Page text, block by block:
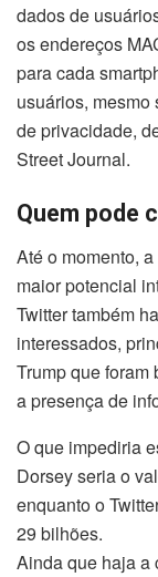
dados de
os endereços
para cada
usuários,
de privacidade,
Street Journal.
Quem pode
Até o momento,
maior potencial
Twitter também
interessados,
Trump que
a presença de
O que impediria
Dorsey seria o
enquanto o
29 bilhões.
Ainda que haja a